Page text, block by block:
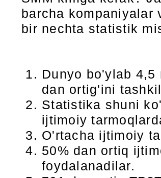
barcha kompaniyalar
bir nechta statistik
Dunyo bo'ylab
dan ortig'ini
Statistika shuni
ijtimoiy
O'rtacha ijtimoiy
50% dan ortiq
foydalanadilar.